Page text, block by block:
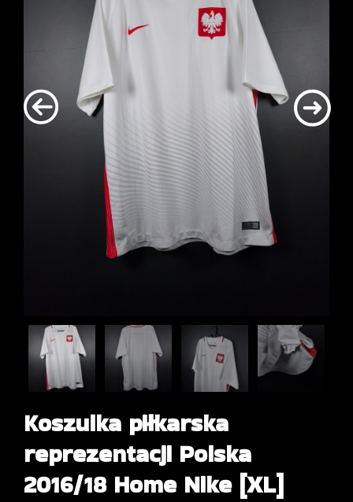
Koszulka piłkarska
reprezentacji Polska
2016/18 Home Nike [XL]